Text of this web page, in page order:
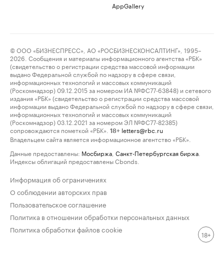
AppGallery
© ООО «БИЗНЕСПРЕСС», АО «РОСБИЗНЕСКОНСАЛТИНГ», 1995–
2026. Сообщения и материалы информационного агентства «РБК»
(свидетельство о регистрации средства массовой информации
выдано Федеральной службой по надзору в сфере связи,
информационных технологий и массовых коммуникаций
(Роскомнадзор) 09.12.2015 за номером ИА №ФС77-63848) и сетевого
издания «РБК» (свидетельство о регистрации средства массовой
информации выдано Федеральной службой по надзору в сфере связи,
информационных технологий и массовых коммуникаций
(Роскомнадзор) 03.12.2021 за номером ЭЛ №ФС77-82385)
сопровождаются пометкой «РБК».
18+ letters@rbc.ru
Владельцем сайта является информационное агентство «РБК».
Данные предоставлены: Мосбиржа Санкт-Петербургская биржа
Индексы облигаций предоставлены Cbonds.
Информация об ограничениях
О соблюдении авторских прав
Пользовательское соглашение
Политика в отношении обработки персональных данных
Политика обработки файлов cookie
18+